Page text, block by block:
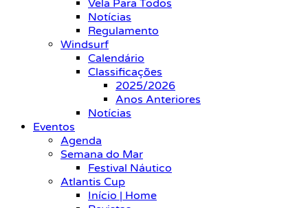
Vela Para Todos
Notícias
Regulamento
Windsurf
Calendário
Classificações
2025/2026
Anos Anteriores
Notícias
Eventos
Agenda
Semana do Mar
Festival Náutico
Atlantis Cup
Início | Home